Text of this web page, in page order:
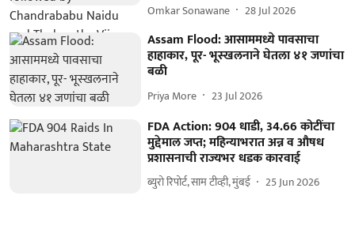
Omkar Sonawane 28 Jul 2026
Assam Flood: आसाममध्ये पावसाचा
हाहाकार, पूर- भूस्खलनाने घेतला ४१ जणांचा
बळी
Priya More 23 Jul 2026
FDA Action: 904 धाडी, 34.66 कोटींचा
मुद्देमाल जप्त; महिन्याभरात अन्न व औषध
प्रशासनाची राज्यभर धडक कारवाई
ब्युरो रिपोर्ट, साम टीव्ही, मुंबई 25 Jun 2026